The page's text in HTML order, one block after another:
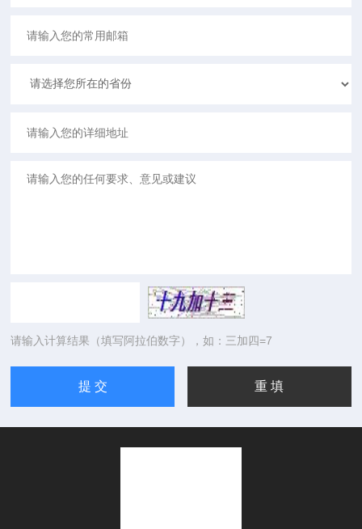
请输入计算结果（填写阿拉伯数字），如：三加四=7